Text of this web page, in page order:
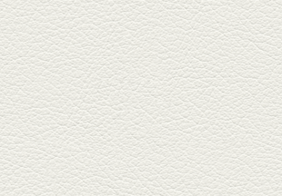
2025年7月25日放送
朝ごはんプレート＆かん
ぱちのカマ(塩焼き)
並木坂では珍しい朝ごはんの店
「コルハコ」で昼飲みの刻。
「銀し...
2025年7月4日放送
生姜香る鮭とイクラの土
鍋ご飯 など